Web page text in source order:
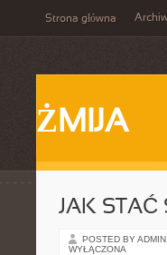
Strona główna
ŻMIJA
JAK STAĆ
POSTED BY ADMIN
WYŁĄCZONA